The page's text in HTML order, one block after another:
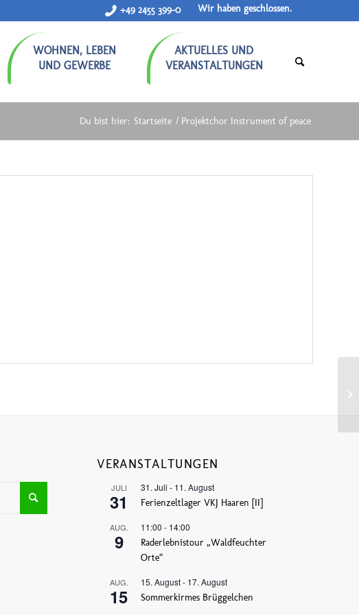
+49 2455 399-0 Wir haben geschlossen.
WOHNEN, LEBEN
UND GEWERBE
AKTUELLES UND
VERANSTALTUNGEN
Du bist hier: Startseite / Projektchor Instrument of peace
VERANSTALTUNGEN
JULI
31
31. Juli - 11. August
Ferienzeltlager VKJ Haaren [II]
AUG.
9
11:00 - 14:00
Raderlebnistour „Waldfeuchter
Orte“
AUG.
15
15. August- 17. August
Sommerkirmes Brüggelchen